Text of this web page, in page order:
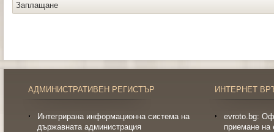
Заплащане
АДМИНИСТРАТИВЕН РЕГИСТЪР
Интегрирана информационна система на
държавната администрация
ИНТЕРНЕТ
evroto.bg:
приемане на